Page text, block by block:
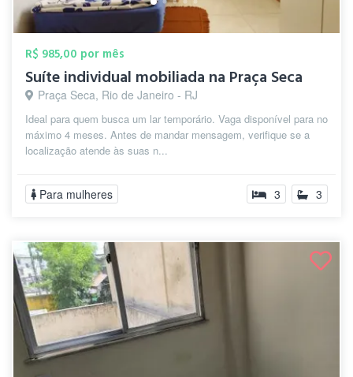
R$ 985,00 por mês
Suíte individual mobiliada na Praça Seca
Praça Seca, Rio de Janeiro - RJ
Ideal para quem busca um lar temporário. Vaga disponível para no
máximo 4 meses. Antes de mandar mensagem, verifique se a
localização atende às suas n...
Para mulheres 3 3